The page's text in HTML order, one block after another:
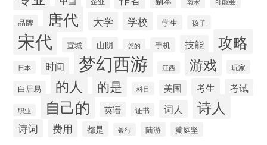
品牌 唐代 大学 学校 学生 孩子
宋代 宣城 山阴 您的 手机 技能 攻略
日本 时间 梦幻西游 江西 游戏 玩家
白居易 的人 的是 科目 美国 考生 考试
职业 自己的 英语 证书 词人 诗人
诗词 费用 都是 银行 陆游 黄庭坚